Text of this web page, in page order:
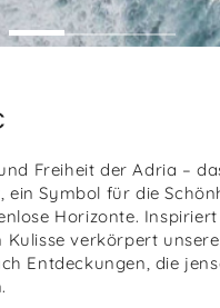
Freiheit der Adria –
ein Symbol für die
Horizonte.
Kulisse verkörpert
Entdeckungen, die